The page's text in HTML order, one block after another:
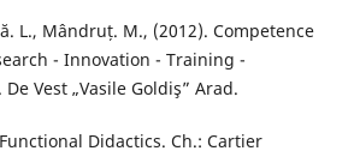
L., Mândruț. M., (2012). Competence
- Innovation - Training -
Vest „Vasile Goldiş” Arad.
Didactics. Ch.: Cartier